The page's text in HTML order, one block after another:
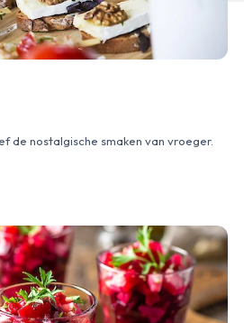
de nostalgische smaken van vroeger.